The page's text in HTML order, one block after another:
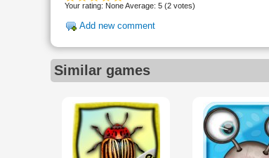
Your rating: NoneAverage: 5 (2 votes)
Add new comment
Similar games